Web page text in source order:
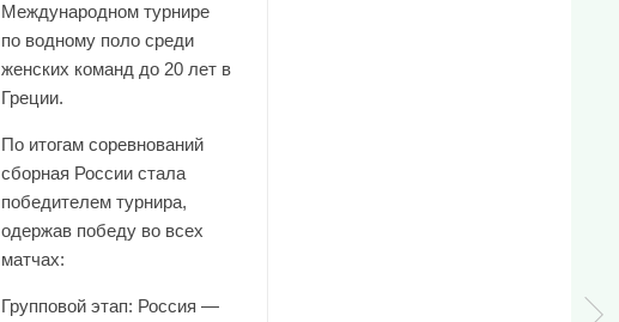
Международном турнире
по водному поло среди
женских команд до 20 лет в
Греции.
По итогам соревнований
сборная России стала
победителем турнира,
одержав победу во всех
матчах:
Групповой этап: Россия —